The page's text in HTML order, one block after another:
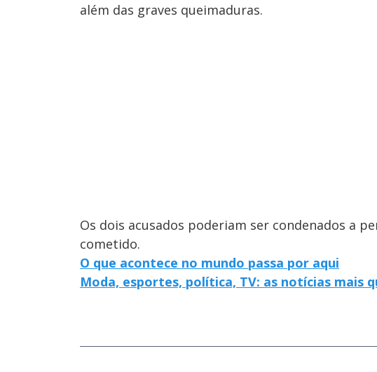
além das graves queimaduras.
Os dois acusados poderiam ser condenados a
cometido.
O que acontece no mundo passa por aqui
Moda, esportes, política, TV: as notícias mais